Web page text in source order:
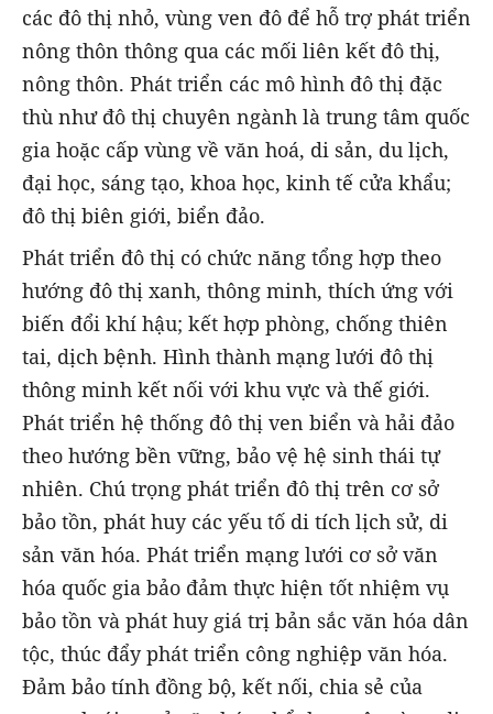
các đô thị nhỏ, vùng ven đô để hỗ trợ phát triển
nông thôn thông qua các mối liên kết đô thị,
nông thôn. Phát triển các mô hình đô thị đặc
thù như đô thị chuyên ngành là trung tâm quốc
gia hoặc cấp vùng về văn hoá, di sản, du lịch,
đại học, sáng tạo, khoa học, kinh tế cửa khẩu;
đô thị biên giới, biển đảo.
Phát triển đô thị có chức năng tổng hợp theo
hướng đô thị xanh, thông minh, thích ứng với
biến đổi khí hậu; kết hợp phòng, chống thiên
tai, dịch bệnh. Hình thành mạng lưới đô thị
thông minh kết nối với khu vực và thế giới.
Phát triển hệ thống đô thị ven biển và hải đảo
theo hướng bền vững, bảo vệ hệ sinh thái tự
nhiên. Chú trọng phát triển đô thị trên cơ sở
bảo tồn, phát huy các yếu tố di tích lịch sử, di
sản văn hóa. Phát triển mạng lưới cơ sở văn
hóa quốc gia bảo đảm thực hiện tốt nhiệm vụ
bảo tồn và phát huy giá trị bản sắc văn hóa dân
tộc, thúc đẩy phát triển công nghiệp văn hóa.
Đảm bảo tính đồng bộ, kết nối, chia sẻ của